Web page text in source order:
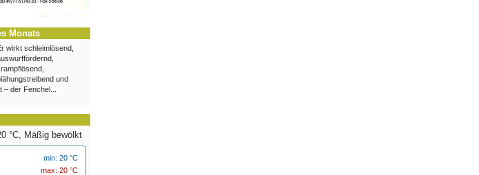
Monats
wirkt schleimlösend,
und
der Fenchel...
°C, Mäßig bewölkt
min: 20 °C
max: 20 °C